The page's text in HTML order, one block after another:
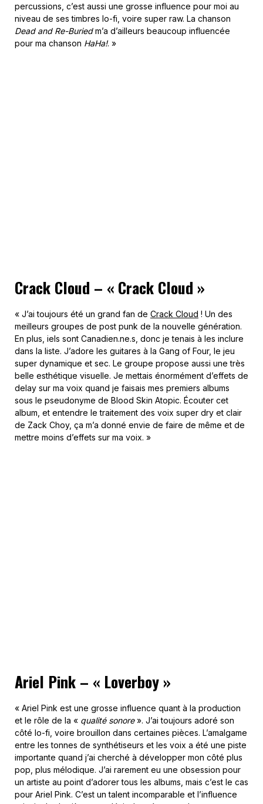
percussions, c’est aussi une grosse influence pour moi au
niveau de ses timbres lo-fi, voire super raw. La chanson
Dead and Re-Buriedm’a d’ailleurs beaucoup influencée
pour ma chanson HaHa!. »
Crack Cloud – « Crack Cloud »
« J’ai toujours été un grand fan de Crack Cloud ! Un des
meilleurs groupes de post punk de la nouvelle génération.
En plus, iels sont Canadien.ne.s, donc je tenais à les inclure
dans la liste. J’adore les guitares à la Gang of Four, le jeu
super dynamique et sec. Le groupe propose aussi une très
belle esthétique visuelle. Je mettais énormément d’effets de
delay sur ma voix quand je faisais mes premiers albums
sous le pseudonyme de Blood Skin Atopic. Écouter cet
album, et entendre le traitement des voix super dry et clair
de Zack Choy, ça m’a donné envie de faire de même et de
mettre moins d’effets sur ma voix. »
Ariel Pink – « Loverboy »
« Ariel Pink est une grosse influence quant à la production
et le rôle de la « qualité sonore». J’ai toujours adoré son
côté lo-fi, voire brouillon dans certaines pièces. L’amalgame
entre les tonnes de synthétiseurs et les voix a été une piste
importante quand j’ai cherché à développer mon côté plus
pop, plus mélodique. J’ai rarement eu une obsession pour
un artiste au point d’adorer tous les albums, mais c’est le cas
pour Ariel Pink. C’est un talent incomparable et l’influence